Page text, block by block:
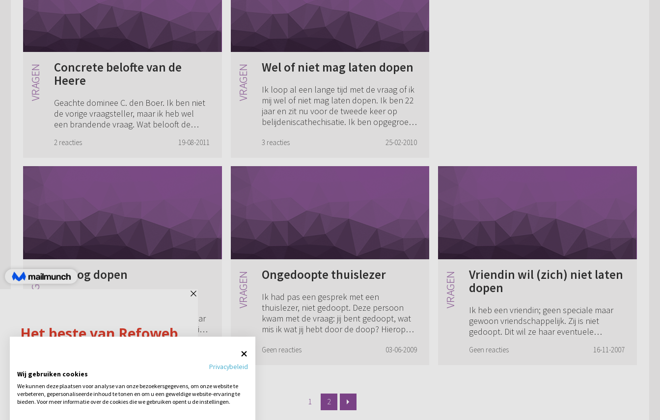
Concrete belofte van de
Heere
Geachte dominee C. den Boer. Ik ben niet
de vorige vraagsteller, maar ik heb wel
een brandende vraag. Wat belooft de
Heere een ongedoopt iemand die voor
2 reacties 19-08-2011
Wel of niet mag laten dopen
Ik loop al een lange tijd met de vraag of ik
mij wel of niet mag laten dopen. Ik ben 22
jaar en zit nu voor de tweede keer op
belijdeniscathechisatie. Ik ben opgegroeid
3 reacties 25-02-2010
Alsnog dopen
Ik ben niet gedoopt. Mijn moeder is wel
Mijn vader is niet gelovig en gaat niet naar
de kerk. Nu sta ik op het punt een relatie
aan te gaan met een gelovige, ge...
Ongedoopte thuislezer
Ik had pas een gesprek met een
thuislezer, niet gedoopt. Deze persoon
kwam met de vraag: jij bent gedoopt, wat
mis ik wat jij hebt door de doop? Hierop
persoon zei...
Geen reacties 03-06-2009
Vriendin wil (zich) niet laten
dopen
Ik heb een vriendin; geen speciale maar
gewoon vriendschappelijk. Zij is niet
gedoopt. Dit wil ze haar eventuele
ze die verantwoording niet kan dragen,
Geen reacties 16-11-2007
1 2
Privacybeleid
Wij gebruiken cookies
We kunnen deze plaatsen voor analyse van onze bezoekersgegevens, om onze website te
verbeteren, gepersonaliseerde inhoud te tonen en om u een geweldige website-ervaring te
bieden. Voor meer informatie over de cookies die we gebruiken opent u de instellingen.